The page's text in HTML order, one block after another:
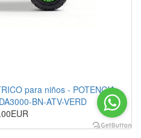
para niños - POTENCIA
BN-ATV-VERD